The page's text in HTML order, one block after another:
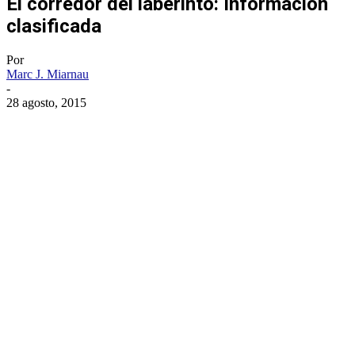
clasificada
Por
Marc J. Miarnau
-
28 agosto, 2015